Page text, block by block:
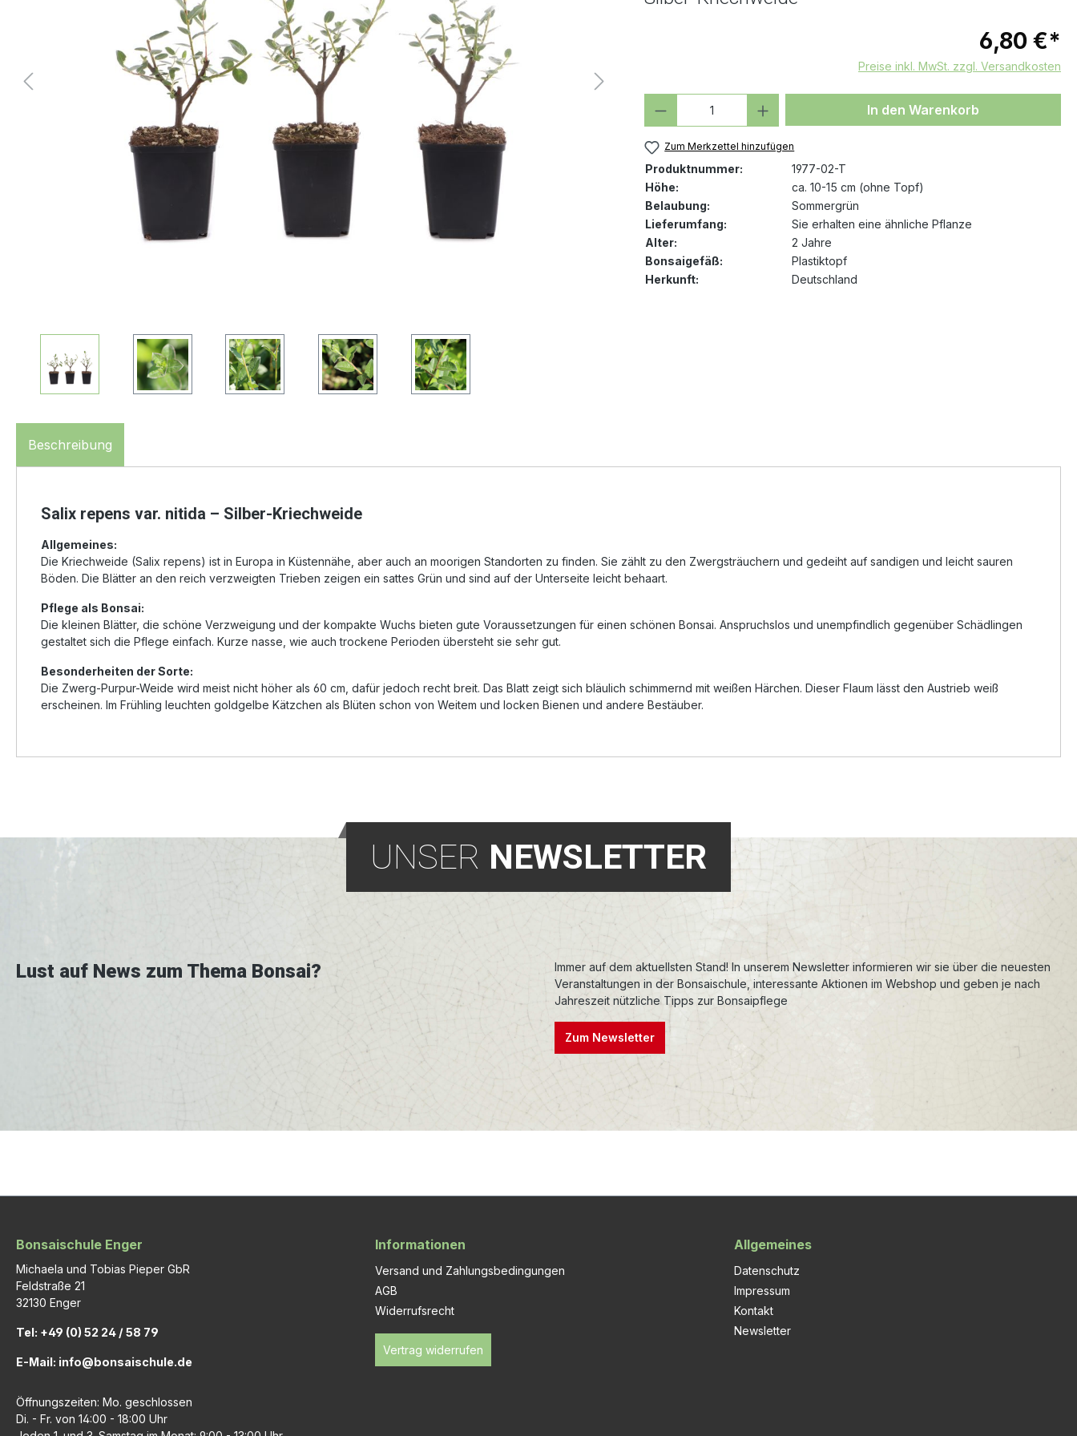
6,80 €*
Preise inkl. MwSt. zzgl. Versandkosten
Produkt Anzahl: Gib den gewünschten Wert
In den Warenkorb
Zum Merkzettel hinzufügen
Produktnummer:
1977-02-T
Höhe:
ca. 10-15 cm (ohne Topf)
Belaubung:
Sommergrün
Lieferumfang:
Sie erhalten eine ähnliche Pflanze
Alter:
2 Jahre
Bonsaigefäß:
Plastiktopf
Herkunft:
Deutschland
Beschreibung
Salix repens var. nitida – Silber-Kriechweide
Allgemeines:
Die Kriechweide (Salix repens) ist in Europa in Küstennähe, aber auch an moorigen Standorten zu finden. Sie zählt zu den Zwergsträuchern und gedeiht auf sandigen und leicht sauren
Böden. Die Blätter an den reich verzweigten Trieben zeigen ein sattes Grün und sind auf der Unterseite leicht behaart.
Pflege als Bonsai:
Die kleinen Blätter, die schöne Verzweigung und der kompakte Wuchs bieten gute Voraussetzungen für einen schönen Bonsai. Anspruchslos und unempfindlich gegenüber Schädlingen
gestaltet sich die Pflege einfach. Kurze nasse, wie auch trockene Perioden übersteht sie sehr gut.
Besonderheiten der Sorte:
Die Zwerg-Purpur-Weide wird meist nicht höher als 60 cm, dafür jedoch recht breit. Das Blatt zeigt sich bläulich schimmernd mit weißen Härchen. Dieser Flaum lässt den Austrieb weiß
erscheinen. Im Frühling leuchten goldgelbe Kätzchen als Blüten schon von Weitem und locken Bienen und andere Bestäuber.
UNSER NEWSLETTER
Lust auf News zum Thema Bonsai?
Immer auf dem aktuellsten Stand! In unserem Newsletter informieren wir sie über die neuesten
Veranstaltungen in der Bonsaischule, interessante Aktionen im Webshop und geben je nach
Jahreszeit nützliche Tipps zur Bonsaipflege
Zum Newsletter
Bonsaischule Enger
Michaela und Tobias Pieper GbR
Feldstraße 21
32130 Enger
Tel: +49 (0) 52 24 / 58 79
E-Mail: info@bonsaischule.de
Öffnungszeiten: Mo. geschlossen
Di. - Fr. von 14:00 - 18:00 Uhr
Informationen
Versand und Zahlungsbedingungen
AGB
Widerrufsrecht
Vertrag widerrufen
Allgemeines
Datenschutz
Impressum
Kontakt
Newsletter